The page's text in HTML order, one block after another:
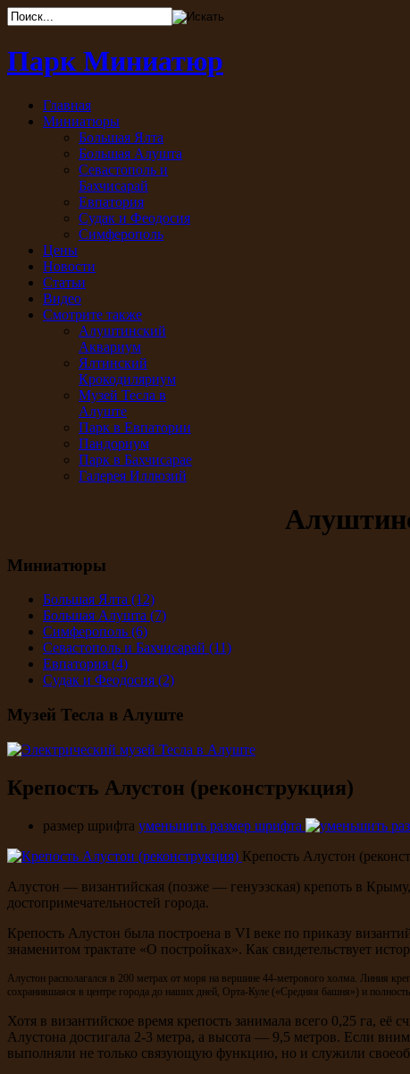
Парк Миниатюр
Главная
Миниатюры
Большая Ялта
Большая Алушта
Севастополь и
Бахчисарай
Евпатория
Судак и Феодосия
Симферополь
Цены
Новости
Статьи
Видео
Смотрите также
Алуштинский
Аквариум
Ялтинский
Крокодиляриум
Музей Тесла в
Алуште
Парк в Евпатории
Пандориум
Парк в Бахчисарае
Галерея Иллюзий
Миниатюры
Большая Ялта (12)
Большая Алушта (7)
Симферополь (6)
Севастополь и Бахчисарай (11)
Евпатория (4)
Судак и Феодосия (2)
Музей Тесла в Алуште
Крепость Алустон (реконструкция)
размер шрифта уменьшить размер шрифта
Крепость Алустон
Алустон — византийская (позже — генуэзская) крепоть в
достопримечательностей города.
Крепость Алустон была построена в VI веке по приказу
знаменитом трактате «О постройках». Как свидетельствует
Алустон располагался в 200 метрах от моря на вершине 44-метрового холма. Линия
сохранившаяся в центре города до наших дней, Орта-Куле («Средняя башня») и
Хотя в византийское время крепость занимала всего 0,25 га,
Алустона достигала 2-3 метра, а высота — 9,5 метров. Если
выполняли не только связующую функцию, но и служили